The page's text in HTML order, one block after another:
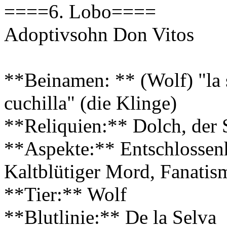
====6. Lobo====
Adoptivsohn Don Vitos
**Beinamen: ** (Wolf) "la
cuchilla" (die Klinge)
**Reliquien:** Dolch, der
**Aspekte:**
Kaltblütiger Mord,
**Tier:** Wolf
**Blutlinie:** De la Selva